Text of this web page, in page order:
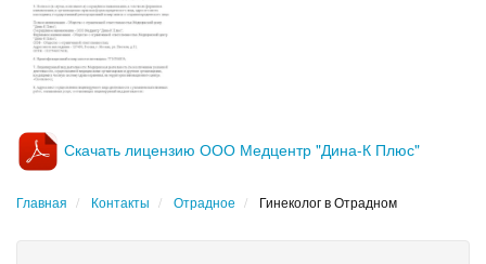
Скачать лицензию ООО Медцентр "Дина-К Плюс"
Главная Контакты Отрадное Гинеколог в Отрадном